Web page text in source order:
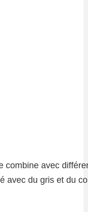
combine avec
avec du gris et du